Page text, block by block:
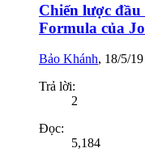
Chiến lược
Formula của
Bảo Khánh, 18/5/19
Trả lời:
2
Đọc:
5,184